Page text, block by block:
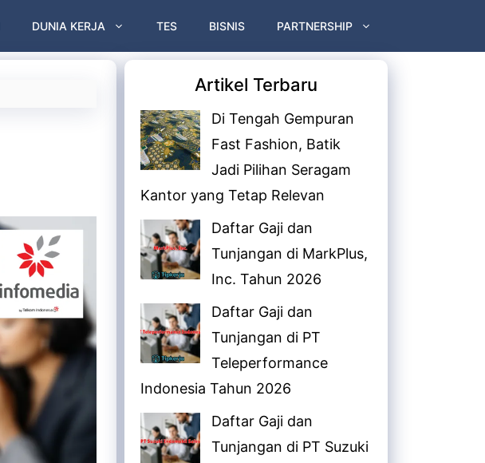
DUNIA KERJA TES BISNIS PARTNERSHIP
Artikel Terbaru
Di Tengah Gempuran
Fast Fashion, Batik
Jadi Pilihan Seragam
Kantor yang Tetap Relevan
Daftar Gaji dan
Tunjangan di MarkPlus,
Inc. Tahun 2026
Daftar Gaji dan
Tunjangan di PT
Teleperformance
Indonesia Tahun 2026
Daftar Gaji dan
Tunjangan di PT Suzuki